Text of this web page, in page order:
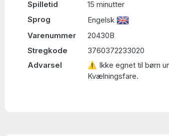
Spilletid
15 minutter
Sprog
Engelsk
Varenummer
20430B
Stregkode
3760372233020
Advarsel
⚠ Ikke egnet til børn
Kvælningsfare.